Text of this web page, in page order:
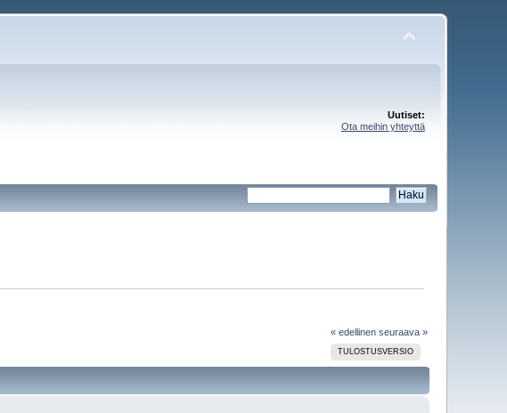
Uutiset:
Ota meihin yhteyttä
« edellinen seuraava »
TULOSTUSVERSIO